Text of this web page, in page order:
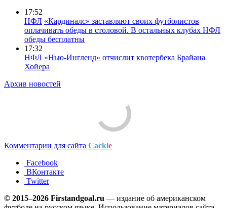
17:52
НФЛ «Кардиналс» заставляют своих футболистов
оплачивать обеды в столовой. В остальных клубах НФЛ
обеды бесплатны
17:32
НФЛ «Нью-Ингленд» отчислит квотербека Брайана
Хойера
Архив новостей
Комментарии для сайта Cackle
Facebook
ВКонтакте
Twitter
© 2015–2026 Firstandgoal.ru — издание об американском